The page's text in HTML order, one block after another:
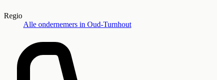
Regio
Alle ondernemers in Oud-Turnhout